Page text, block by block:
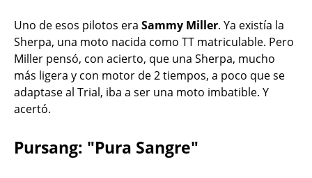
Uno de esos pilotos era Sammy Miller. Ya existía la
Sherpa, una moto nacida como TT matriculable. Pero
Miller pensó, con acierto, que una Sherpa, mucho
más ligera y con motor de 2 tiempos, a poco que se
adaptase al Trial, iba a ser una moto imbatible. Y
acertó.
Pursang: "Pura Sangre"